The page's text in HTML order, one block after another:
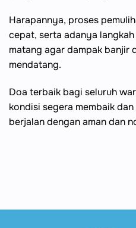
Harapannya, proses
cepat, serta adanya
matang agar dampak banjir
mendatang.
Doa terbaik bagi seluruh
kondisi segera membaik
berjalan dengan aman dan